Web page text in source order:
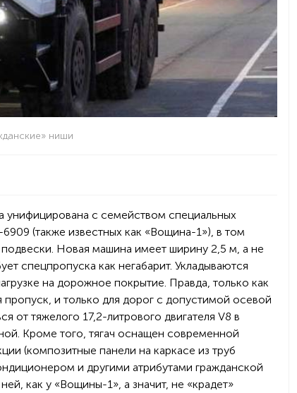
ниши
унифицирована с семейством специальных
(также известных как «Вощина-1»), в том
Новая машина имеет ширину 2,5 м, а не
спецпропуска как негабарит. Укладываются
на дорожное покрытие. Правда, только как
и только для дорог с допустимой осевой
от тяжелого 17,2-литрового двигателя V8 в
Кроме того, тягач оснащен современной
(композитные панели на каркасе из труб
и другими атрибутами гражданской
как у «Вощины-1», а значит, не «крадет»